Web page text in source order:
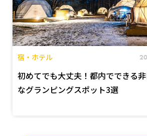
宿・ホテル
初めてでも大丈夫！都内でできる
なグランピングスポット3選